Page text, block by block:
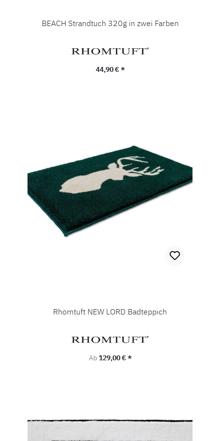
BEACH Strandtuch 320g in zwei Farben
Regulärer Preis:
44,90 € *
Rhomtuft NEW LORD Badteppich
Regulärer Preis:
Ab129,00 € *